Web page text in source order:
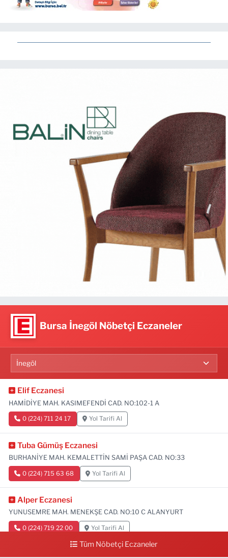
Bursa İnegöl Nöbetçi Eczaneler
Elif Eczanesi
HAMİDİYE MAH. KASIMEFENDİ CAD. NO:102-1 A
0 (224) 711 24 17 Yol Tarifi Al
Tuba Gümüş Eczanesi
BURHANİYE MAH. KEMALETTİN SAMİ PAŞA CAD. NO:33
0 (224) 715 63 68 Yol Tarifi Al
Alper Eczanesi
YUNUSEMRE MAH. MENEKŞE CAD. NO:10 C ALANYURT
0 (224) 719 22 00 Yol Tarifi Al
Tüm Nöbetçi Eczaneler